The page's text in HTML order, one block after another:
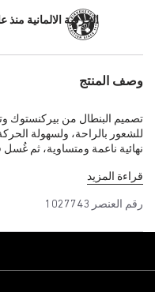
الحرفية الالمانية منذ عام
وصف المنتج
تصميم البنطال من بيركنستوك
للشعور بالراحة، ولسهولة
نهائية ناعمة ومتساوية، ثم
حتى بعد سنوات من الاستخدام.
قراءة المزيد
رقم العنصر 1027743